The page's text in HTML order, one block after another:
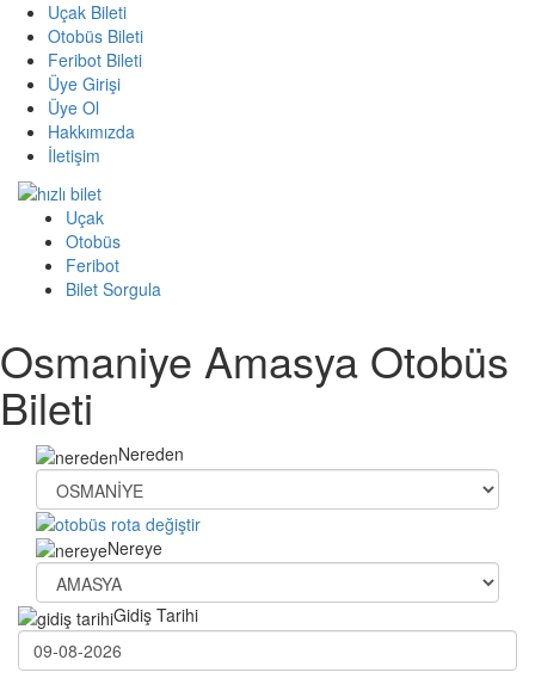
Uçak Bileti
Otobüs Bileti
Feribot Bileti
Üye Girişi
Üye Ol
Hakkımızda
İletişim
Uçak
Otobüs
Feribot
Bilet Sorgula
Osmaniye Amasya Otobüs
Bileti
Nereden
Nereye
Gidiş Tarihi